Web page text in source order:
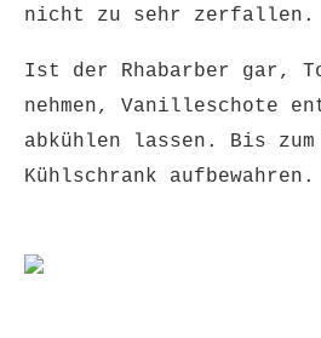
nicht zu sehr zerfallen.
Ist der Rhabarber gar,
nehmen, Vanilleschote
abkühlen lassen. Bis
Kühlschrank aufbewahren.